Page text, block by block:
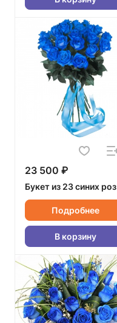
23 500 ₽
Букет из 23 синих роз
Подробнее
В корзину